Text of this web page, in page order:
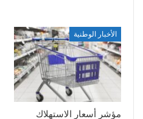
الأخبار الوطنية
مؤشر أسعار الاستهلاك